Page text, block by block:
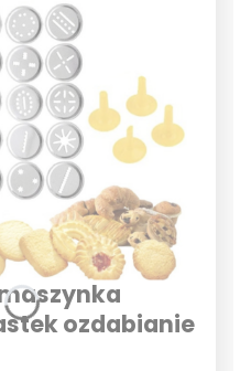
ozdabianie